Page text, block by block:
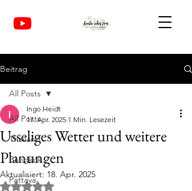
Beitrag
All Posts
Thailand
Bangkok
Pattaya
All Posts
Usseliges Wetter und weitere
Planungen
Ingo Heidt
17. Apr. 2025 1 Min. Lesezeit
Aktualisiert: 18. Apr. 2025
Mit NaN von 5 Sternen bewertet.